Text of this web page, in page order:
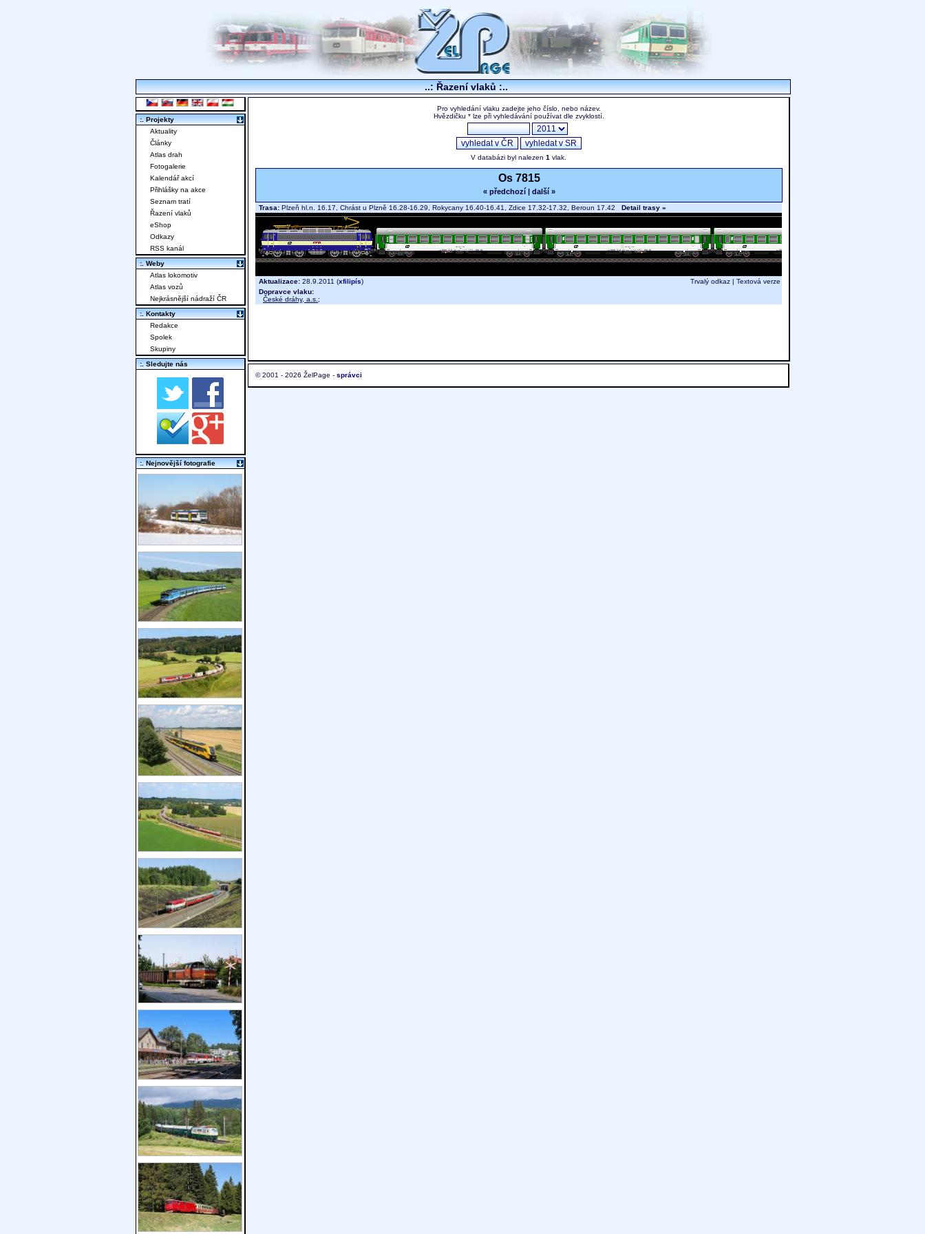
..: Řazení vlaků :..
Pro vyhledání vlaku zadejte jeho číslo, nebo název.
Hvězdičku * lze při vyhledávání používat dle zvyklostí.
V databázi byl nalezen 1 vlak.
Os 7815
« předchozí| další »
Trasa: Plzeň hl.n. 16.17, Chrást u Plzně 16.28-16.29, Rokycany 16.40-16.41, Zdice 17.32-17.32, Beroun 17.42 Detail trasy »
Aktualizace: 28.9.2011 (xfilipís) Trvalý odkaz | Textová verze
Dopravce vlaku:
České dráhy, a.s. ;
© 2001 - 2026 ŽelPage - správci
:. Projekty
Aktuality
Články
Atlas drah
Fotogalerie
Kalendář akcí
Přihlášky na akce
Seznam tratí
Řazení vlaků
eShop
Odkazy
RSS kanál
:. Weby
Atlas lokomotiv
Atlas vozů
Nejkrásnější nádraží ČR
:. Kontakty
Redakce
Spolek
Skupiny
:. Sledujte nás
:. Nejnovější fotografie